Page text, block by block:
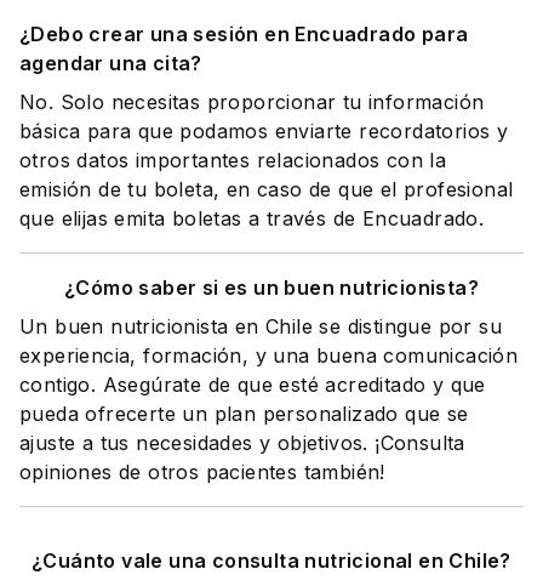
¿Debo crear una sesión en Encuadrado para
agendar una cita?
No. Solo necesitas proporcionar tu información
básica para que podamos enviarte recordatorios y
otros datos importantes relacionados con la
emisión de tu boleta, en caso de que el profesional
que elijas emita boletas a través de Encuadrado.
¿Cómo saber si es un buen nutricionista?
Un buen nutricionista en Chile se distingue por su
experiencia, formación, y una buena comunicación
contigo. Asegúrate de que esté acreditado y que
pueda ofrecerte un plan personalizado que se
ajuste a tus necesidades y objetivos. ¡Consulta
opiniones de otros pacientes también!
¿Cuánto vale una consulta nutricional en Chile?